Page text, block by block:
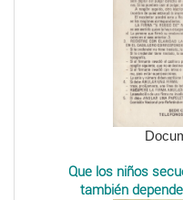
Que los niños
también